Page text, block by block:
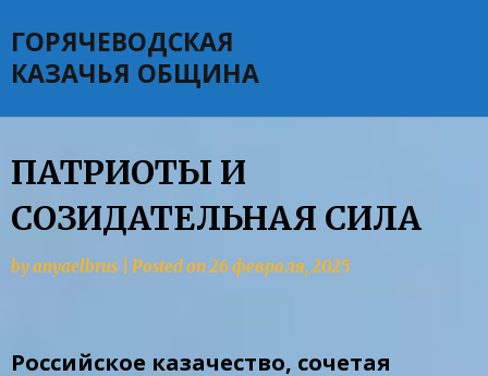
to
content
ГОРЯЧЕВОДСКАЯ
КАЗАЧЬЯ ОБЩИНА
ПАТРИОТЫ И
СОЗИДАТЕЛЬНАЯ СИЛА
byanyaelbrus Posted on26 февраля, 2025
Российское казачество, сочетая